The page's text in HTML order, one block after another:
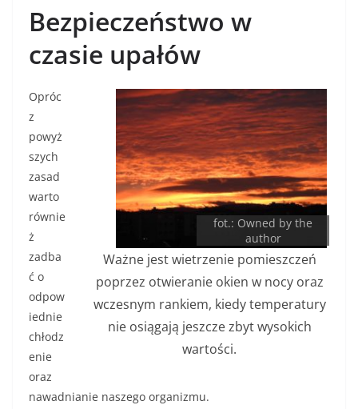
Bezpieczeństwo w
czasie upałów
fot.: Owned by the
author
Ważne jest wietrzenie pomieszczeń
poprzez otwieranie okien w nocy oraz
wczesnym rankiem, kiedy temperatury
nie osiągają jeszcze zbyt wysokich
wartości.
Opróc
z
powyż
szych
zasad
warto
równie
ż
zadba
ć o
odpow
iednie
chłodz
enie
oraz
nawadnianie naszego organizmu.